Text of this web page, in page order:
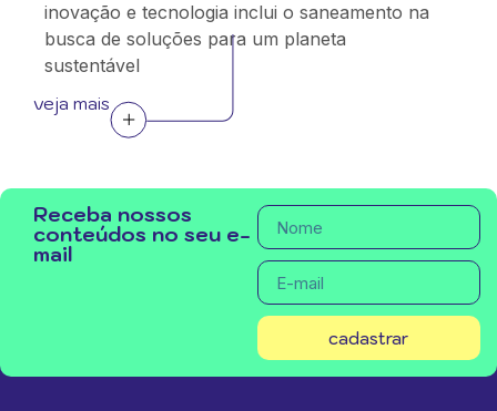
inovação e tecnologia inclui o saneamento na
busca de soluções para um planeta
sustentável
veja mais
Receba nossos
conteúdos no seu e-
mail
cadastrar